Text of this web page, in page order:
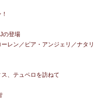
の登場
レン／ピア・アンジェリ／ナタリ
、テュペロを訪ねて